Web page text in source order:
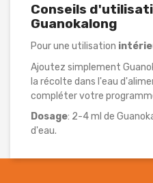
Conseils
Guanokalong
Pour une utilisation
Ajoutez simplement
la récolte dans l'eau
compléter votre
Dosage: 2-4 ml de
d'eau.